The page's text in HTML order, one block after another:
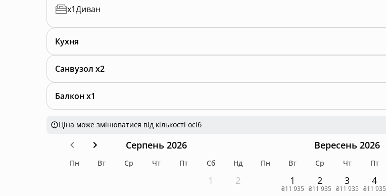
x1Диван
Кухня
Санвузол x2
Балкон x1
Ціна може змінюватися від кількості осіб
Серпень 2026
Пн Вт Ср Чт Пт Сб Нд
1 2
Вересень 2026
Пн Вт Ср Чт Пт
1
₴11 935
2
₴11 935
3
₴11 935
4
₴11 935